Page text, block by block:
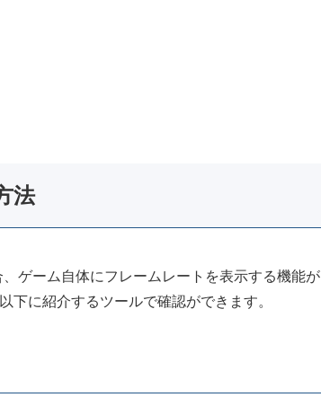
法
ゲーム自体にフレームレートを表示する機能が
下に紹介するツールで確認ができます。